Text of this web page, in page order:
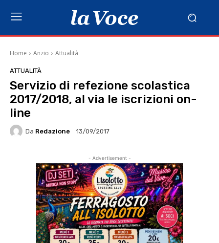
Home Anzio Attualità
ATTUALITÀ
Servizio di refezione scolastica
2017/2018, al via le iscrizioni on-
line
Da Redazione 13/09/2017
- Advertisement -